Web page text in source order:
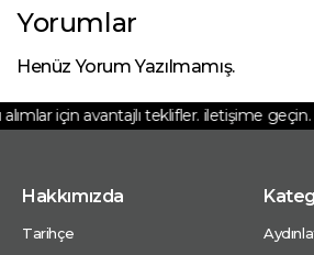
Yorumlar
Henüz Yorum Yazılmamış.
için avantajlı teklifler. iletişime geçin.
Hakkımızda
Tarihçe